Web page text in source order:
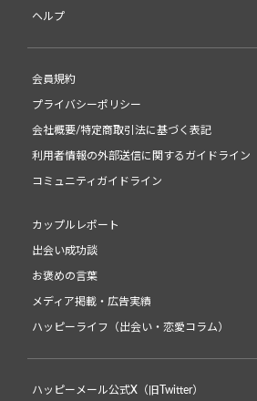
ヘルプ
会員規約
プライバシーポリシー
会社概要/特定商取引法に基づく表記
利用者情報の外部送信に関するガイドライン
コミュニティガイドライン
カップルレポート
出会い成功談
お褒めの言葉
メディア掲載・広告実績
ハッピーライフ（出会い・恋愛コラム）
ハッピーメール公式X（旧Twitter）